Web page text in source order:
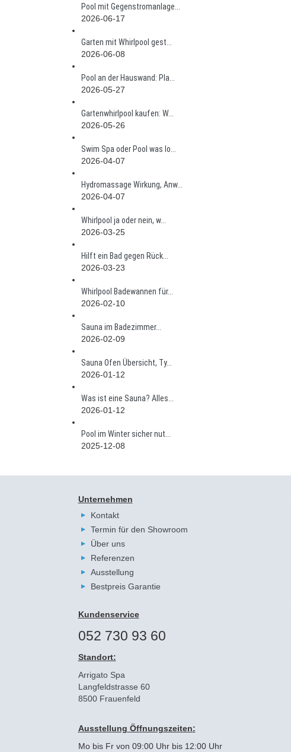
Pool mit Gegenstromanlage...
2026-06-17
Garten mit Whirlpool gest...
2026-06-08
Pool an der Hauswand: Pla...
2026-05-27
Gartenwhirlpool kaufen: W...
2026-05-26
Swim Spa oder Pool was lo...
2026-04-07
Hydromassage Wirkung, Anw...
2026-04-07
Whirlpool ja oder nein, w...
2026-03-25
Hilft ein Bad gegen Rück...
2026-03-23
Whirlpool Badewannen für...
2026-02-10
Sauna im Badezimmer...
2026-02-09
Sauna Ofen Übersicht, Ty...
2026-01-12
Was ist eine Sauna? Alles...
2026-01-12
Pool im Winter sicher nut...
2025-12-08
Unternehmen
Kontakt
Termin für den Showroom
Über uns
Referenzen
Ausstellung
Bestpreis Garantie
Kundenservice
052 730 93 60
Standort:
Arrigato Spa
Langfeldstrasse 60
8500 Frauenfeld
Ausstellung Öffnungszeiten:
Mo bis Fr von 09:00 Uhr bis 12:00 Uhr